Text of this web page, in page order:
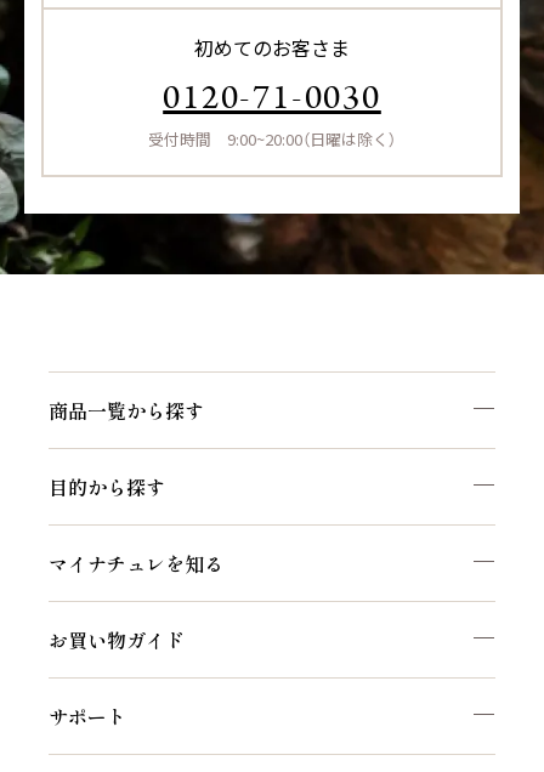
初めてのお客さま
0120-71-0030
受付時間 9:00~20:00（日曜は除く）
商品一覧から探す
目的から探す
マイナチュレを知る
お買い物ガイド
サポート